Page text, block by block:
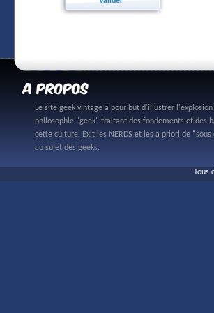
Le site geek vintage a pour but d'illustrer l'explosion
philosophie "geek" traitant des fondements et des
cette culture. Exit les NERDS et les a priori de "sous
au sujet des geeks.
Tous